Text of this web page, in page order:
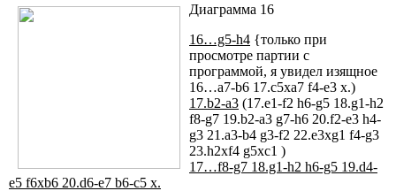
Диаграмма 16
16…g5-h4 {только при
просмотре партии с
программой, я увидел изящное
16…a7-b6 17.c5xa7 f4-e3 х.)
17.b2-a3 (17.e1-f2 h6-g5 18.g1-h2
f8-g7 19.b2-a3 g7-h6 20.f2-e3 h4-
g3 21.a3-b4 g3-f2 22.e3xg1 f4-g3
23.h2xf4 g5xc1 )
17…f8-g7 18.g1-h2 h6-g5 19.d4-
e5 f6xb6 20.d6-e7 b6-c5 х.